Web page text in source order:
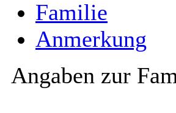
Familie
Anmerkung
Angaben zur